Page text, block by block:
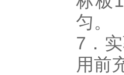
匀。
7．
用前